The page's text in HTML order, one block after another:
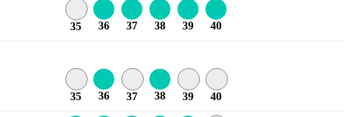
35 36 37 38 39 40
35 36 37 38 39 40